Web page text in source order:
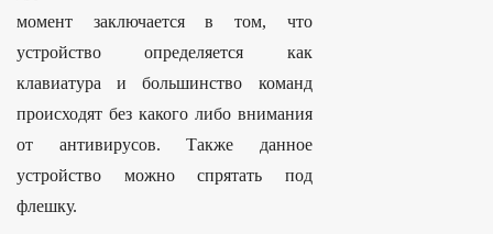
момент заключается в том, что
устройство определяется как
клавиатура и большинство команд
происходят без какого либо внимания
от антивирусов. Также данное
устройство можно спрятать под
флешку.